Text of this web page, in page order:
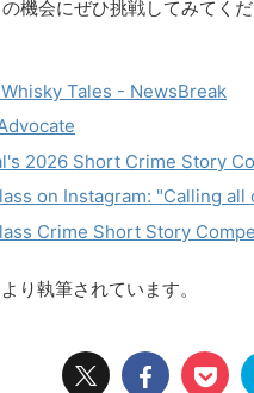
機会にぜひ挑戦してみてくだ
Tales - NewsBreak
2026 Short Crime Story
on Instagram: "Calling
Crime Short Story
り執筆されています。